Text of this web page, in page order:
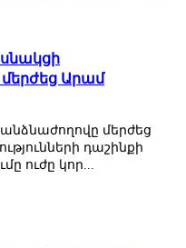
մերժեց Արամ
մերժեց
դաշինքի
ուժը կոր...